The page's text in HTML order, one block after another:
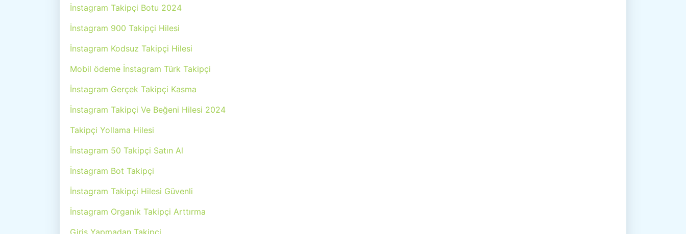
İnstagram Takipçi Botu 2024
İnstagram 900 Takipçi Hilesi
İnstagram Kodsuz Takipçi Hilesi
Mobil ödeme İnstagram Türk Takipçi
İnstagram Gerçek Takipçi Kasma
İnstagram Takipçi Ve Beğeni Hilesi 2024
Takipçi Yollama Hilesi
İnstagram 50 Takipçi Satın Al
İnstagram Bot Takipçi
İnstagram Takipçi Hilesi Güvenli
İnstagram Organik Takipçi Arttırma
Giriş Yapmadan Takipçi